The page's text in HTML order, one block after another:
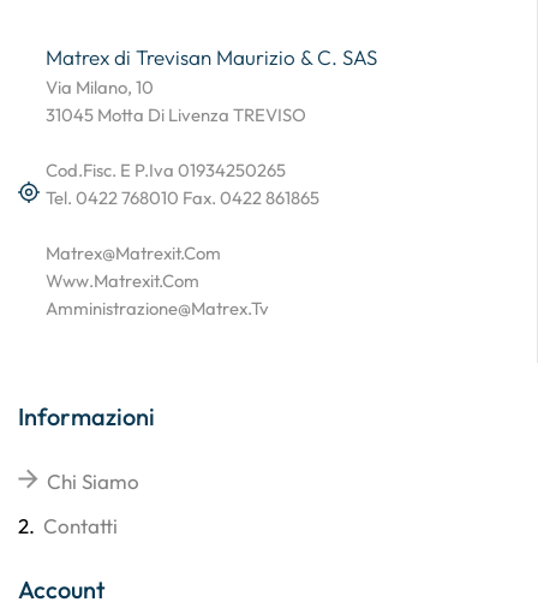
Matrex di Trevisan Maurizio & C. SAS
Via Milano, 10
31045 Motta Di Livenza TREVISO
Cod.Fisc. E P.Iva 01934250265
Tel. 0422 768010 Fax. 0422 861865
Matrex@matrexit.com
Www.matrexit.com
Amministrazione@matrex.tv
Informazioni
Chi Siamo
2. Contatti
Account